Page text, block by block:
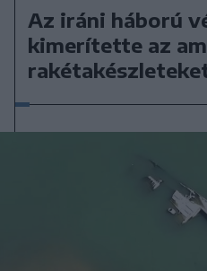
Az iráni háború
kimerítette az